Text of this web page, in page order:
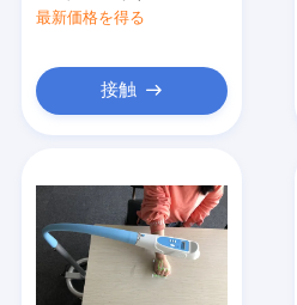
ニュース
場合
ポータブル超音波スキャナー
手持ち型の超音波の走査器
最新価格を得る
接触